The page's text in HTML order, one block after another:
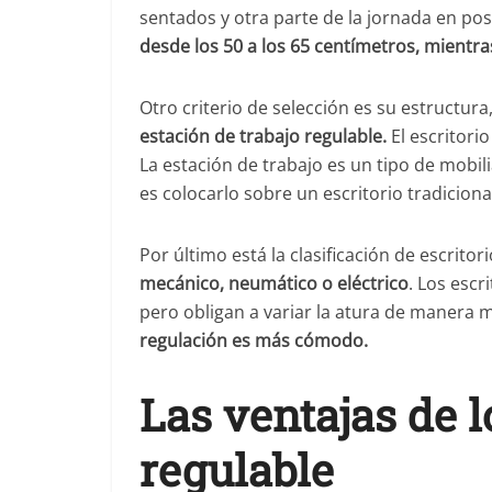
sentados y otra parte de la jornada en
desde los 50 a los 65 centímetros,
Otro criterio de selección es su
estación de trabajo regulable. El
La estación de trabajo es un tipo de
es colocarlo sobre un escritorio
Por último está la clasificación de
mecánico, neumático o eléctrico. Los
pero obligan a variar la atura de manera
regulación es más cómodo.
Las ventajas de
regulable